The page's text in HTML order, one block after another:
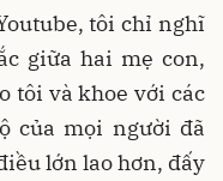
tôi chỉ nghĩ
giữa hai mẹ con,
tôi và khoe với các
của mọi người đã
lớn lao hơn, đấy